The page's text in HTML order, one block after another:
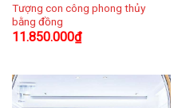
Tượng con công phong thủy
bằng đồng
11.850.000₫